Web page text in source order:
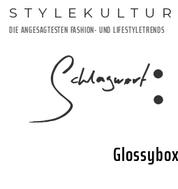
Zum
Inhalt
STYLEKULTUR
DIE ANGESAGTESTEN FASHION- UND LIFESTYLETRENDS
Schlagwort: